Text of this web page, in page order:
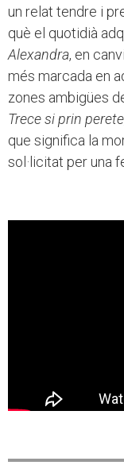
un relat tendre i
què el quotidià
Alexandra, en
més marcada en
zones ambigües
Trece si prin perete
que significa la
sol·licitat per una